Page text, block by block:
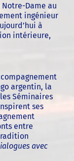
Dame au
ingénieur
à
intérieure,
argentin, la
Séminaires
ses
entre
avec